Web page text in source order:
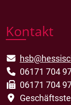
Kontakt
06171 704
06171 704